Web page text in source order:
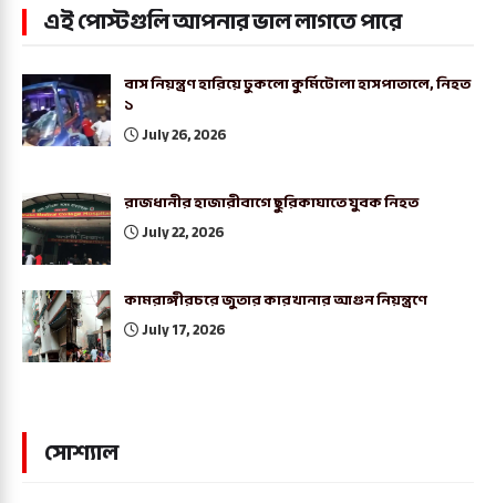
এই পোস্টগুলি আপনার ভাল লাগতে পারে
বাস নিয়ন্ত্রণ হারিয়ে ঢুকলো কুর্মিটোলা হাসপাতালে, নিহত
১
July 26, 2026
রাজধানীর হাজারীবাগে ছুরিকাঘাতে যুবক নিহত
July 22, 2026
কামরাঙ্গীরচরে জুতার কারখানার আগুন নিয়ন্ত্রণে
July 17, 2026
সোশ্যাল